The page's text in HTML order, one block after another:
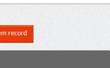
record